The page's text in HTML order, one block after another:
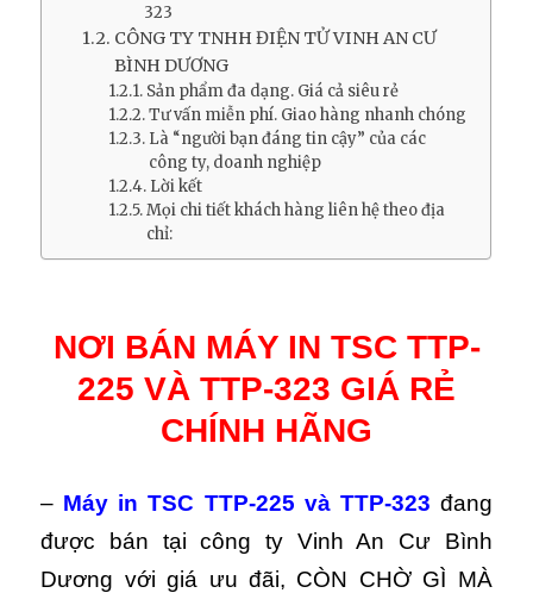
323
CÔNG TY TNHH ĐIỆN TỬ VINH AN CƯ
BÌNH DƯƠNG
Sản phẩm đa dạng. Giá cả siêu rẻ
Tư vấn miễn phí. Giao hàng nhanh chóng
Là “người bạn đáng tin cậy” của các
công ty, doanh nghiệp
Lời kết
Mọi chi tiết khách hàng liên hệ theo địa
chỉ:
NƠI BÁN MÁY IN TSC TTP-
225 VÀ TTP-323 GIÁ RẺ
CHÍNH HÃNG
– Máy in TSC TTP-225 và TTP-323 đang
được bán tại công ty Vinh An Cư Bình
Dương với giá ưu đãi, CÒN CHỜ GÌ MÀ